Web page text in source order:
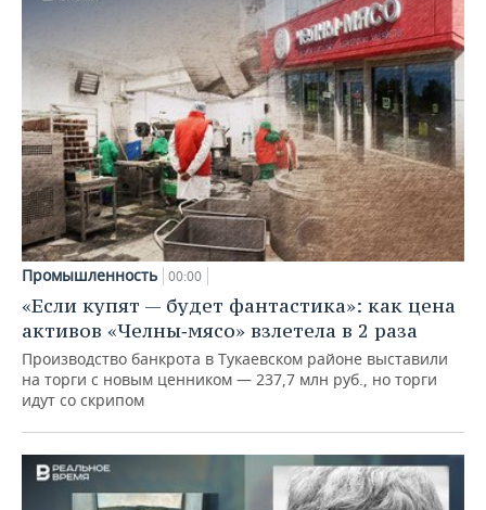
Промышленность 00:00
«Если купят — будет фантастика»: как цена
активов «Челны‑мясо» взлетела в 2 раза
Производство банкрота в Тукаевском районе выставили
на торги с новым ценником — 237,7 млн руб., но торги
идут со скрипом